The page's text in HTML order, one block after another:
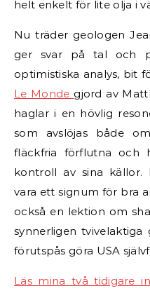
helt enkelt för lite olja i
Nu träder geologen
ger svar på tal och
optimistiska analys, bit
Le Monde gjord av
haglar i en hövlig
som avslöjas både
fläckfria förflutna och
kontroll av sina källor.
vara ett signum för bra
också en lektion om
synnerligen
förutspås göra USA
Läs mina två tidigare